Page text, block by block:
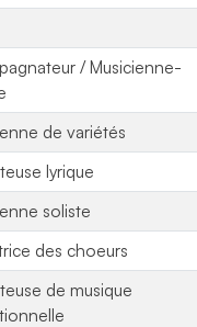
/ Musicienne-
de variétés
lyrique
soliste
des choeurs
de musique